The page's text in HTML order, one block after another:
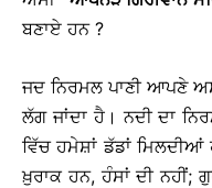
ਬਣਾਏ ਹਨ ?
ਜਦ ਨਿਰਮਲ ਪਾਣੀ ਆਪਣੇ
ਲੱਗ ਜਾਂਦਾ ਹੈ। ਨਦੀ ਦਾ
ਵਿੱਚ ਹਮੇਸ਼ਾਂ ਡੱਡਾਂ ਮਿਲਦੀਆਂ
ਖ਼ੁਰਾਕ ਹਨ, ਹੰਸਾਂ ਦੀ ਨਹੀਂ;